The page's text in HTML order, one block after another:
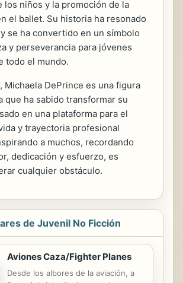
los niños y la promoción de la
el ballet. Su historia ha resonado
se ha convertido en un símbolo
y perseverancia para jóvenes
todo el mundo.
Michaela DePrince es una figura
que ha sabido transformar su
en una plataforma para el
y trayectoria profesional
a muchos, recordando
dedicación y esfuerzo, es
cualquier obstáculo.
de Juvenil No Ficción
Aviones Caza/Fighter Planes
Desde los albores de la aviación, a